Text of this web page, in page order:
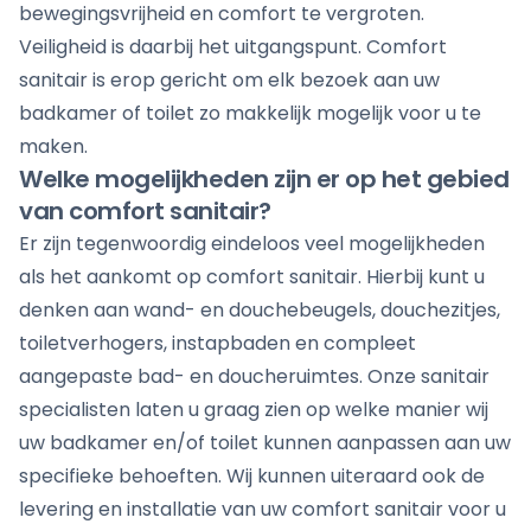
bewegingsvrijheid en comfort te vergroten.
Veiligheid is daarbij het uitgangspunt. Comfort
sanitair is erop gericht om elk bezoek aan uw
badkamer of toilet zo makkelijk mogelijk voor u te
maken.
Welke mogelijkheden zijn er op het gebied
van comfort sanitair?
Er zijn tegenwoordig eindeloos veel mogelijkheden
als het aankomt op comfort sanitair. Hierbij kunt u
denken aan wand- en douchebeugels, douchezitjes,
toiletverhogers, instapbaden en compleet
aangepaste bad- en doucheruimtes. Onze sanitair
specialisten laten u graag zien op welke manier wij
uw badkamer en/of toilet kunnen aanpassen aan uw
specifieke behoeften. Wij kunnen uiteraard ook de
levering en installatie van uw comfort sanitair voor u